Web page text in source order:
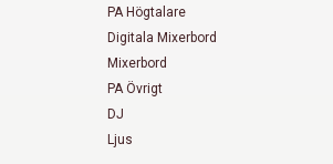
PA Högtalare
Digitala Mixerbord
Mixerbord
PA Övrigt
DJ
Ljus